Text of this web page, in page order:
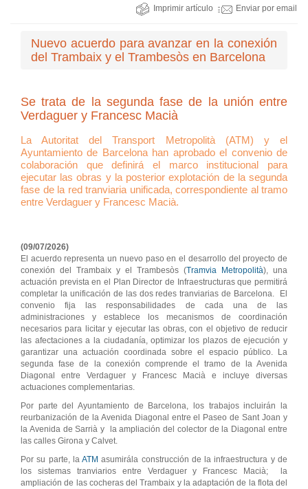
Imprimir artículo Enviar por email
Nuevo acuerdo para avanzar en la conexión
del Trambaix y el Trambesòs en Barcelona
Se trata de la segunda fase de la unión entre
Verdaguer y Francesc Macià
La Autoritat del Transport Metropolità (ATM) y el
Ayuntamiento de Barcelona han aprobado el convenio de
colaboración que definirá el marco institucional para
ejecutar las obras y la posterior explotación de la segunda
fase de la red tranviaria unificada, correspondiente al tramo
entre Verdaguer y Francesc Macià.
(09/07/2026)
El acuerdo representa un nuevo paso en el desarrollo del proyecto de
conexión del Trambaix y el Trambesòs (Tramvia Metropolità), una
actuación prevista en el Plan Director de Infraestructuras que permitirá
completar la unificación de las dos redes tranviarias de Barcelona. El
convenio fija las responsabilidades de cada una de las
administraciones y establece los mecanismos de coordinación
necesarios para licitar y ejecutar las obras, con el objetivo de reducir
las afectaciones a la ciudadanía, optimizar los plazos de ejecución y
garantizar una actuación coordinada sobre el espacio público. La
segunda fase de la conexión comprende el tramo de la Avenida
Diagonal entre Verdaguer y Francesc Macià e incluye diversas
actuaciones complementarias.
Por parte del Ayuntamiento de Barcelona, ​​los trabajos incluirán la
reurbanización de la Avenida Diagonal entre el Paseo de Sant Joan y
la Avenida de Sarrià y la ampliación del colector de la Diagonal entre
las calles Girona y Calvet.
Por su parte, laATM asumirála construcción de la infraestructura y de
los sistemas tranviarios entre Verdaguer y Francesc Macià; la
ampliación de las cocheras del Trambaix y la adaptación de la flota del